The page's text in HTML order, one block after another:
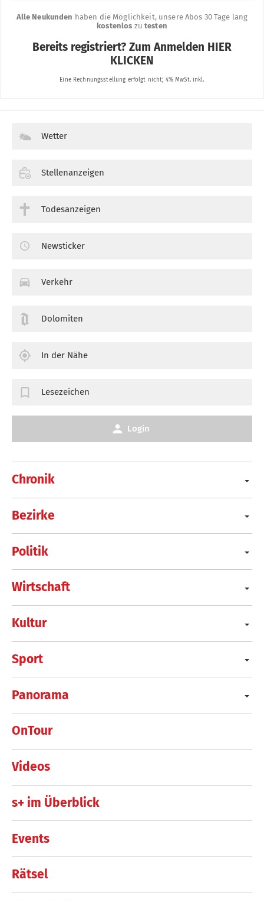
Chronik
Bezirke
Politik
Wirtschaft
Kultur
Sport
Panorama
OnTour
Videos
s+ im Überblick
Events
Rätsel
Wetter
Stellenanzeigen
Todesanzeigen
Newsticker
Verkehr
Dolomiten
In der Nähe
Lesezeichen
Login